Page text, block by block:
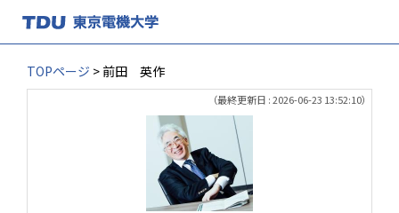
TOPページ > 前田 英作
（最終更新日 : 2026-06-23 13:52:10）